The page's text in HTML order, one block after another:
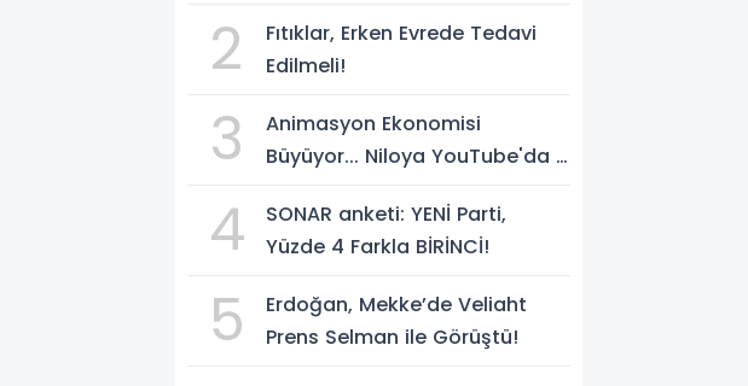
temsilcisi olarak atadı!
2
Fıtıklar, Erken Evrede Tedavi
Edilmeli!
3
Animasyon Ekonomisi
Büyüyor... Niloya YouTube'da 7
4
SONAR anketi: YENİ Parti,
Yüzde 4 Farkla BİRİNCİ!
5
Erdoğan, Mekke’de Veliaht
Prens Selman ile Görüştü!